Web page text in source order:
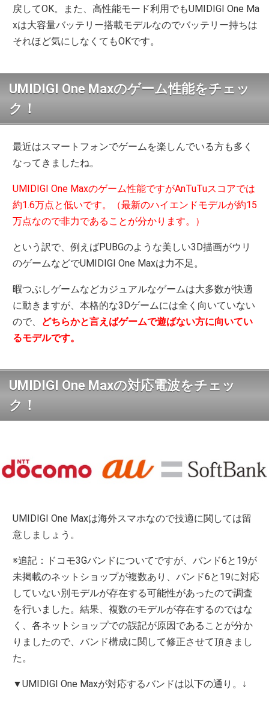
戻してOK。また、高性能モード利用でもUMIDIGI One Ma
xは大容量バッテリー搭載モデルなのでバッテリー持ちは
それほど気にしなくてもOKです。
UMIDIGI One Maxのゲーム性能をチェッ
ク！
最近はスマートフォンでゲームを楽しんでいる方も多く
なってきましたね。
UMIDIGI One Maxのゲーム性能ですがAnTuTuスコアでは
約1.6万点と低いです。（最新のハイエンドモデルが約15
万点なので非力であることが分かります。）
という訳で、例えばPUBGのような美しい3D描画がウリ
のゲームなどでUMIDIGI One Maxは力不足。
暇つぶしゲームなどカジュアルなゲームは大多数が快適
に動きますが、本格的な3Dゲームには全く向いていない
ので、 どちらかと言えばゲームで遊ばない方に向いてい
るモデルです。
UMIDIGI One Maxの対応電波をチェッ
ク！
UMIDIGI One Maxは海外スマホなので技適に関しては留
意しましょう。
※追記：ドコモ3Gバンドについてですが、バンド6と19が
未掲載のネットショップが複数あり、バンド6と19に対応
していない別モデルが存在する可能性があったので調査
を行いました。結果、複数のモデルが存在するのではな
く、各ネットショップでの誤記が原因であることが分か
りましたので、バンド構成に関して修正させて頂きまし
た。
▼UMIDIGI One Maxが対応するバンドは以下の通り。↓